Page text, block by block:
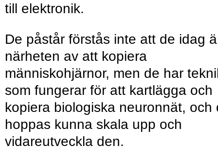
till elektronik.
De påstår förstås inte att de idag
närheten av att kopiera
människohjärnor, men de har
som fungerar för att kartlägga och
kopiera biologiska neuronnät, och
hoppas kunna skala upp och
vidareutveckla den.